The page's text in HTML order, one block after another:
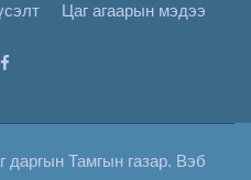
Цаг агаарын мэдээ
Тамгын газар. Вэб